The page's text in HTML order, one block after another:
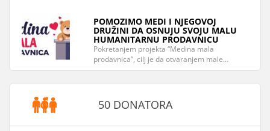
POMOZIMO MEDI I NJEGOVOJ
DRUŽINI DA OSNUJU SVOJU MALU
HUMANITARNU PRODAVNICU
Pokretanjem projekta “Medina mala
prodavnica”, cilj je da otvaranjem male…
50 DONATORA